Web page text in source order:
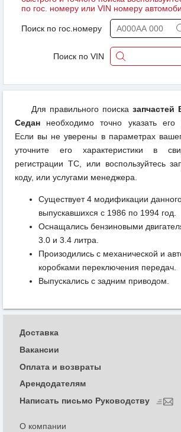
по гос. номеру или VIN номеру
Поиск по гос.номеру
Поиск по VIN
Для правильного поиска запчастей
Седан необходимо точно указать его
Если вы не уверены в параметрах
уточните его характеристики в
регистрации ТС, или воспользуйтесь
коду, или услугами менеджера.
Существует 4 модификации
выпускавшихся с 1986 по 1994 год.
Оснащались бензиновыми
3.0 и 3.4 литра.
Произодились с механической и
коробками переключения передач.
Выпускались с задним приводом.
О компании
Доставка
Вакансии
Оплата и возвраты
Арендодателям
Написать письмо Руководству